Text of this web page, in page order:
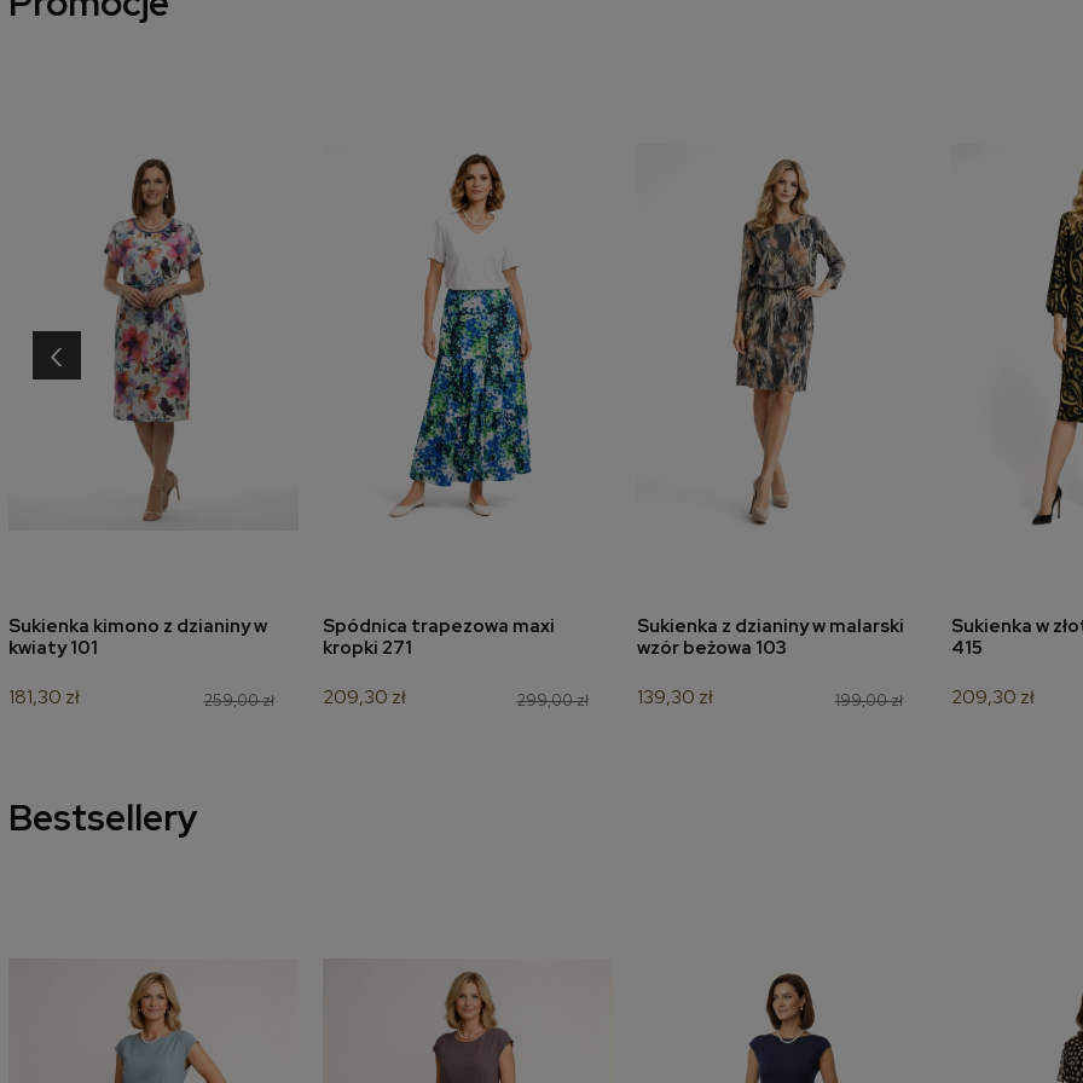
dodaj do koszyka
Sukienka kimono z dzianiny w
kwiaty 101
259,00 zł
181,30 zł
dodaj do koszyka
Spódnica trapezowa maxi
kropki 271
299,00 zł
209,30 zł
dodaj do koszyka
Sukienka z dzianiny w malarski
wzór beżowa 103
199,00 zł
139,30 zł
dodaj
Sukienka w
415
209,30 zł
‹
Bestsellery